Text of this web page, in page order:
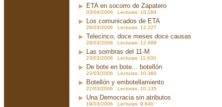
ETA en socorro de Zapatero
03/04/2006 Lecturas: 10.184
Los comunicados de ETA
28/03/2006 Lecturas: 12.227
Telecinco, doce meses doce causas
28/03/2006 Lecturas: 12.489
Las sombras del 11-M
23/03/2006 Lecturas: 11.630
De bote en bote... botellón
22/03/2006 Lecturas: 10.360
Botellón y embotellamiento
22/03/2006 Lecturas: 10.135
Una Democracia sin atributos
19/03/2006 Lecturas: 9.840